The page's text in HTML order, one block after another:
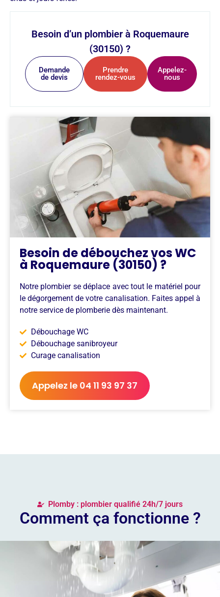
Besoin d’un plombier à Roquemaure
(30150) ?
Demande
de devis
Prendre
rendez-vous
Appelez-
nous
Besoin de débouchez vos WC
à Roquemaure (30150) ?
Notre plombier se déplace avec tout le matériel pour
le dégorgement de votre canalisation. Faites appel à
notre service de plomberie dès maintenant.
Débouchage WC
Débouchage sanibroyeur
Curage canalisation
Appelez le 04 11 93 97 37
Plomby : plombier qualifié 24h/7 jours
Comment ça fonctionne ?